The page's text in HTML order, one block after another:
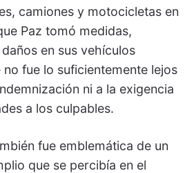
camiones y motocicletas en
Paz tomó medidas,
en sus vehículos
fue lo suficientemente lejos
ni a la exigencia
a los culpables.
fue emblemática de un
que se percibía en el